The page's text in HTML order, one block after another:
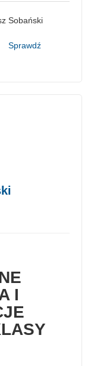
Sobański
Sprawdź
I